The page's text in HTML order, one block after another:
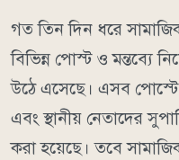
গত তিন দিন ধরে
বিভিন্ন পোস্ট ও মন্তব্যে
উঠে এসেছে। এসব পোস্টে
এবং স্থানীয় নেতাদের
করা হয়েছে। তবে